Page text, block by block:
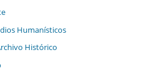
Humanísticos
Histórico